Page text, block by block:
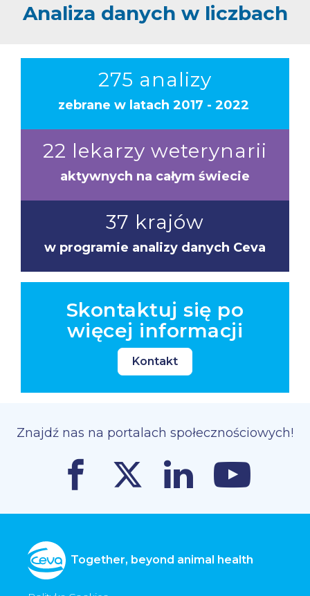
Analiza danych w liczbach
275 analizy
zebrane w latach 2017 - 2022
22 lekarzy weterynarii
aktywnych na całym świecie
37 krajów
w programie analizy danych Ceva
Skontaktuj się po
więcej informacji
Kontakt
Znajdź nas na portalach społecznościowych!
Together, beyond animal health